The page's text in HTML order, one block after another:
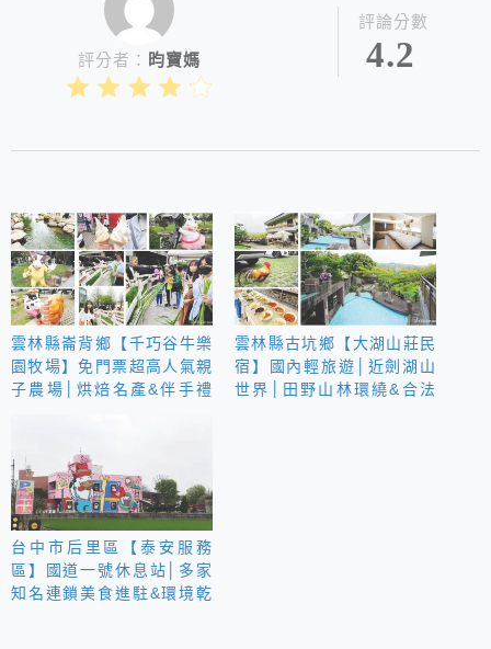
評分者： 昀寶媽
評論分數
4.2
雲林縣崙背鄉【千巧谷牛樂
園牧場】免門票超高人氣親
子農場│烘焙名產&伴手禮
雲林縣古坑鄉【大湖山莊民
宿】國內輕旅遊│近劍湖山
世界│田野山林環繞&合法
台中市后里區【泰安服務
區】國道一號休息站│多家
知名連鎖美食進駐&環境乾